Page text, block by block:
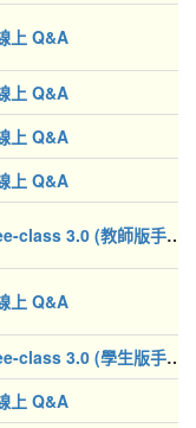
上 Q&A
上 Q&A
上 Q&A
上 Q&A
ee-class 3.0 (教師版手冊)
上 Q&A
ee-class 3.0 (學生版手冊)
上 Q&A